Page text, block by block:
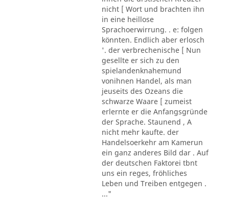
nicht [ Wort und brachten ihn
in eine heillose
Sprachoerwirrung. . e: folgen
könnten. Endlich aber erlosch
'. der verbrechenische [ Nun
gesellte er sich zu den
spielandenknahemund
vonihnen Handel, als man
jeuseits des Ozeans die
schwarze Waare [ zumeist
erlernte er die Anfangsgründe
der Sprache. Staunend , A
nicht mehr kaufte. der
Handelsoerkehr am Kamerun
ein ganz anderes Bild dar . Auf
der deutschen Faktorei tbnt
uns ein reges, fröhliches
Leben und Treiben entgegen .
..."